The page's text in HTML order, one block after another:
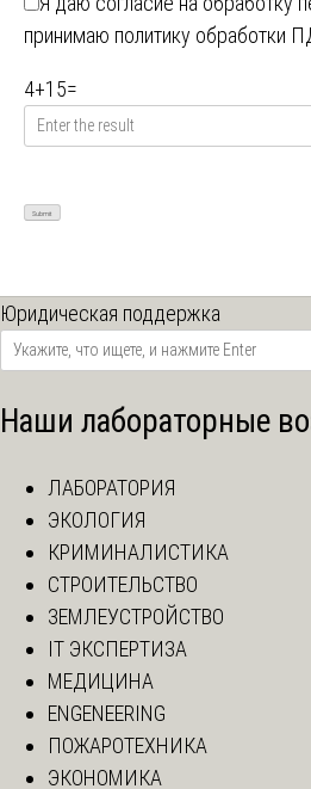
принимаю политику обработки
4+15=
Юридическая поддержка
Наши лабораторные
ЛАБОРАТОРИЯ
ЭКОЛОГИЯ
КРИМИНАЛИСТИКА
СТРОИТЕЛЬСТВО
ЗЕМЛЕУСТРОЙСТВО
IT ЭКСПЕРТИЗА
МЕДИЦИНА
ENGENEERING
ПОЖАРОТЕХНИКА
ЭКОНОМИКА